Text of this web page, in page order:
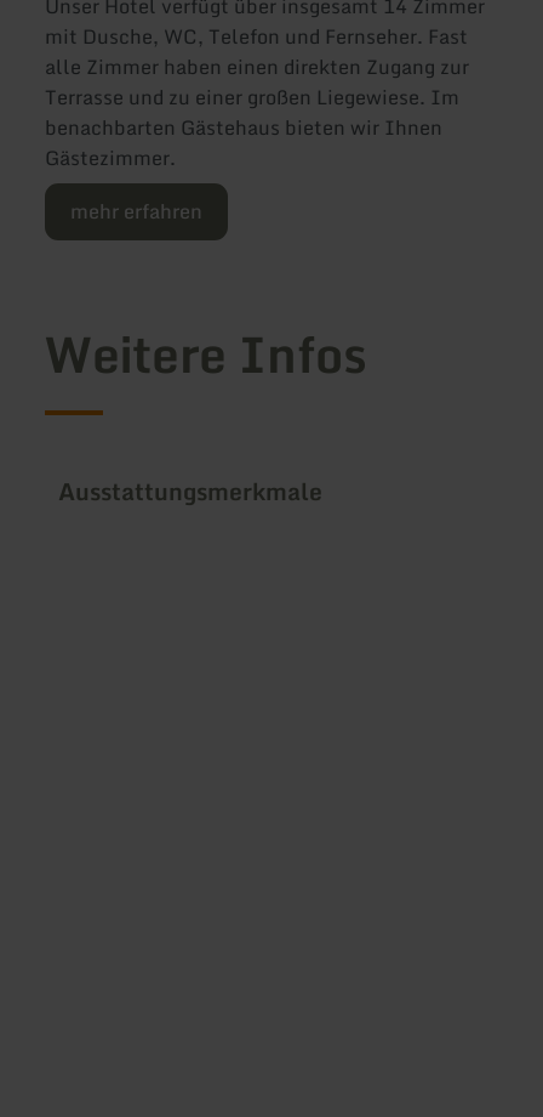
Unser Hotel verfügt über insgesamt 14 Zimmer
mit Dusche, WC, Telefon und Fernseher. Fast
alle Zimmer haben einen direkten Zugang zur
Terrasse und zu einer großen Liegewiese. Im
benachbarten Gästehaus bieten wir Ihnen
Gästezimmer.
mehr erfahren
Weitere Infos
Ausstattungsmerkmale